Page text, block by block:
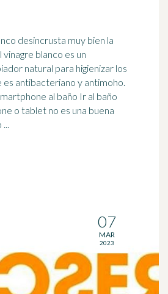
desincrusta muy bien la
natural para higienizar los
es antibacteriano y antimoho.
al baño Ir al baño
o tablet no es una buena
07
MAR
2023